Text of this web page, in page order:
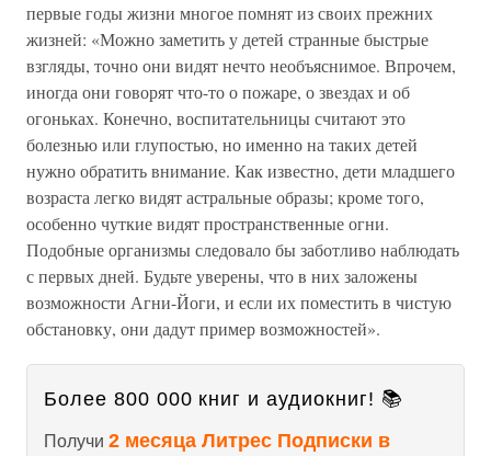
первые годы жизни многое помнят из своих прежних
жизней: «Можно заметить у детей странные быстрые
взгляды, точно они видят нечто необъяснимое. Впрочем,
иногда они говорят что-то о пожаре, о звездах и об
огоньках. Конечно, воспитательницы считают это
болезнью или глупостью, но именно на таких детей
нужно обратить внимание. Как известно, дети младшего
возраста легко видят астральные образы; кроме того,
особенно чуткие видят пространственные огни.
Подобные организмы следовало бы заботливо наблюдать
с первых дней. Будьте уверены, что в них заложены
возможности Агни-Йоги, и если их поместить в чистую
обстановку, они дадут пример возможностей».
Более 800 000 книг и аудиокниг! 📚
Получи 2 месяца Литрес Подписки в